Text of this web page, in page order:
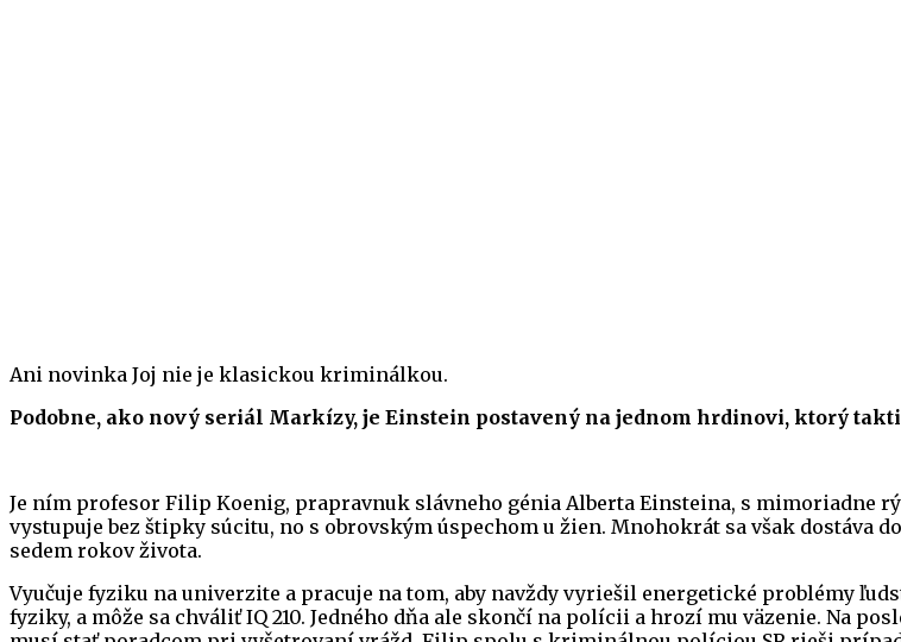
Ani novinka Joj nie je klasickou kriminálkou.
Podobne, ako nový seriál Markízy, je Einstein postavený na jednom hrdinovi, ktorý
Je ním profesor Filip Koenig, prapravnuk slávneho génia Alberta Einsteina, s mimoriadne
vystupuje bez štipky súcitu, no s obrovským úspechom u žien. Mnohokrát sa však dostáva
sedem rokov života.
Vyučuje fyziku na univerzite a pracuje na tom, aby navždy vyriešil energetické problémy
fyziky, a môže sa chváliť IQ 210. Jedného dňa ale skončí na polícii a hrozí mu väzenie. Na